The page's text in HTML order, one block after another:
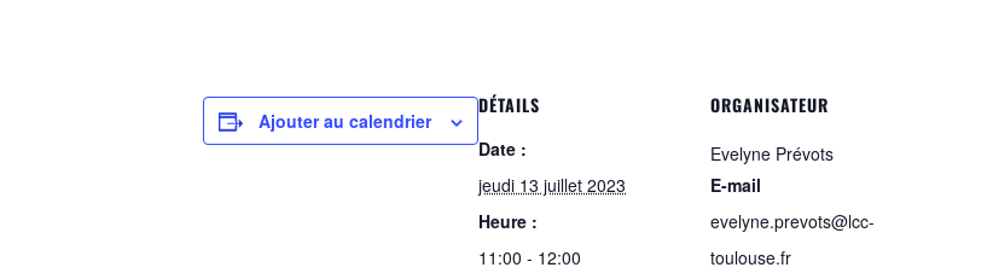
Ajouter au calendrier
DÉTAILS
Date :
jeudi 13 juillet 2023
Heure :
11:00 - 12:00
ORGANISATEUR
Evelyne Prévots
E-mail
evelyne.prevots@lcc-
toulouse.fr